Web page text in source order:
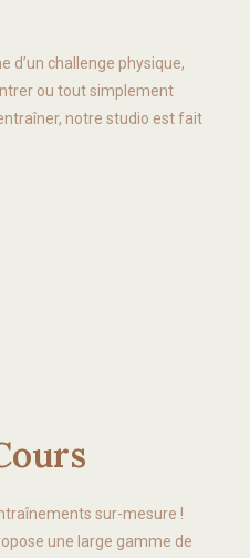
d’un challenge physique,
ou tout simplement
notre studio est fait
sur-mesure !
une large gamme de